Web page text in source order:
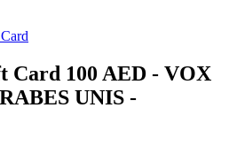
Card 100 AED - VOX
UNIS -